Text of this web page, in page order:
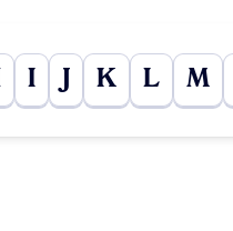
I K L M